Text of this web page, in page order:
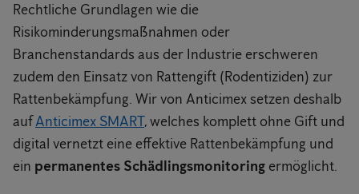
Rechtliche Grundlagen wie die
Risikominderungsmaßnahmen oder
Branchenstandards aus der Industrie erschweren
zudem den Einsatz von Rattengift (Rodentiziden) zur
Rattenbekämpfung. Wir von Anticimex setzen deshalb
aufAnticimex SMART, welches komplett ohne Gift und
digital vernetzt eine effektive Rattenbekämpfung und
ein permanentes Schädlingsmonitoring ermöglicht.